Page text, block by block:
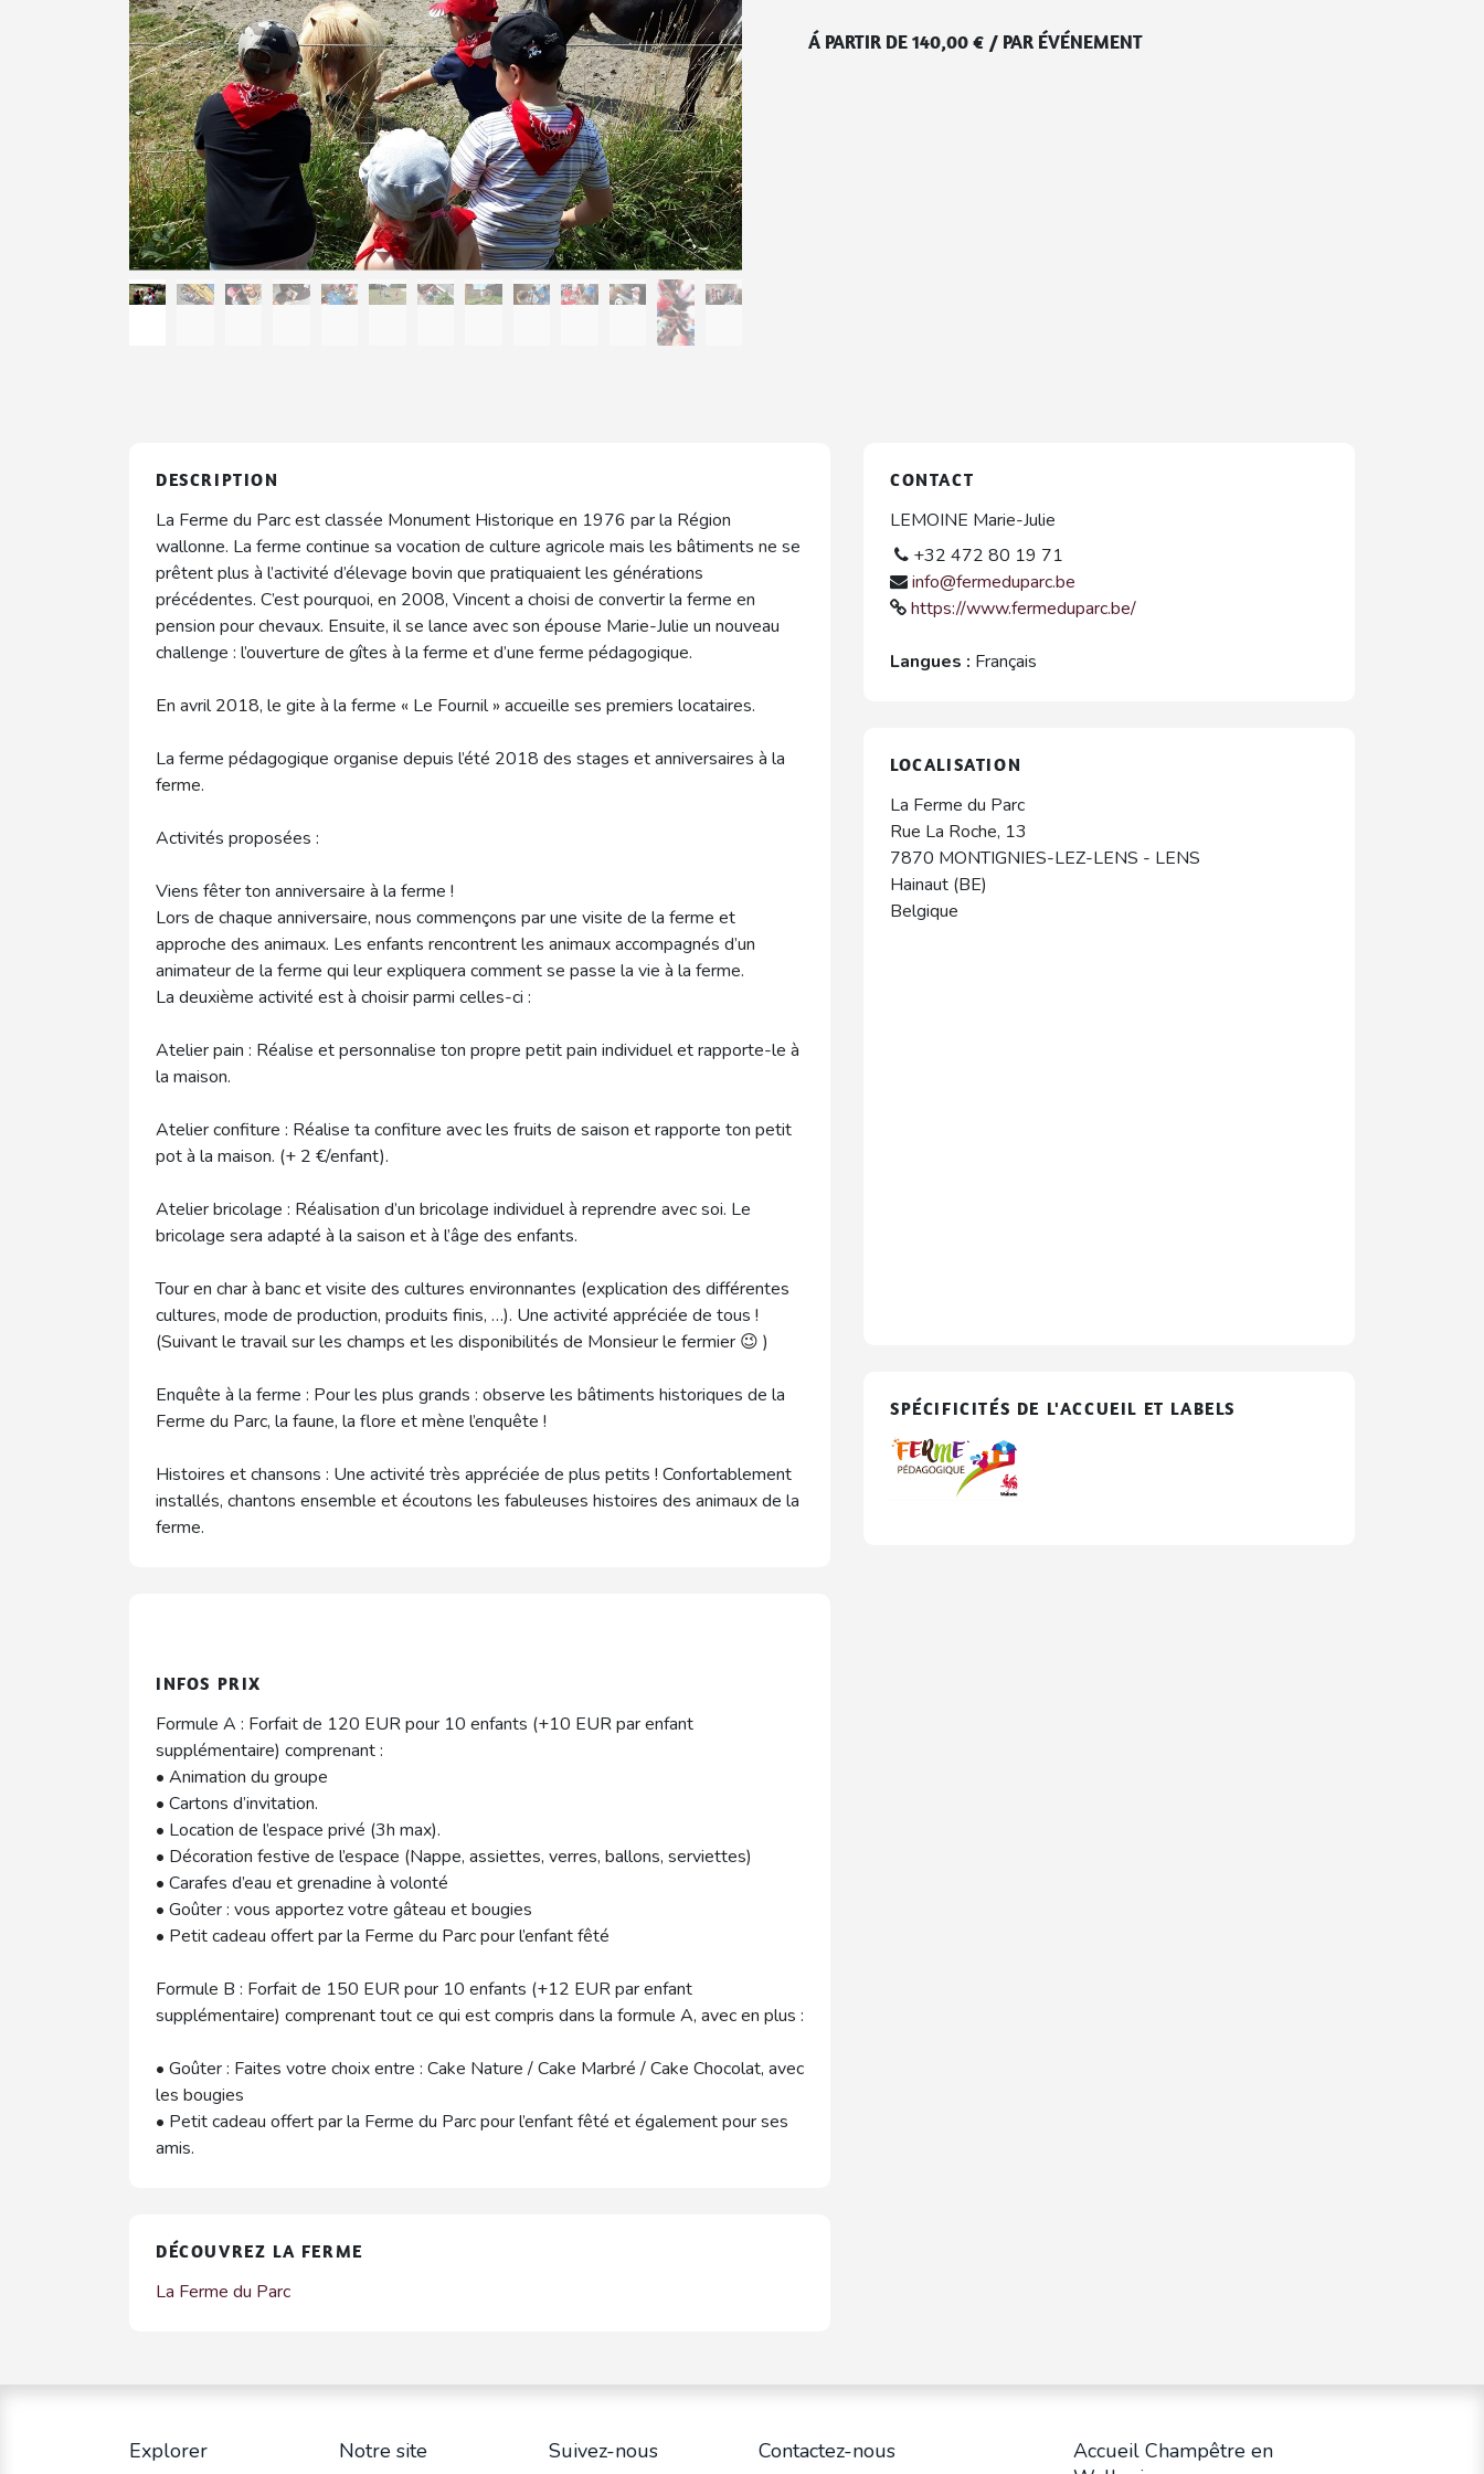
Á PARTIR DE140,00€ / PAR ÉVÉNEMENT
DESCRIPTION
La Ferme du Parc est classée Monument Historique en 1976 par la Région
wallonne. La ferme continue sa vocation de culture agricole mais les bâtiments ne se
prêtent plus à l’activité d’élevage bovin que pratiquaient les générations
précédentes. C’est pourquoi, en 2008, Vincent a choisi de convertir la ferme en
pension pour chevaux. Ensuite, il se lance avec son épouse Marie-Julie un nouveau
challenge : l’ouverture de gîtes à la ferme et d’une ferme pédagogique.
En avril 2018, le gite à la ferme « Le Fournil » accueille ses premiers locataires.
La ferme pédagogique organise depuis l’été 2018 des stages et anniversaires à la
ferme.
Activités proposées :
Viens fêter ton anniversaire à la ferme !
Lors de chaque anniversaire, nous commençons par une visite de la ferme et
approche des animaux. Les enfants rencontrent les animaux accompagnés d’un
animateur de la ferme qui leur expliquera comment se passe la vie à la ferme.
La deuxième activité est à choisir parmi celles-ci :
Atelier pain : Réalise et personnalise ton propre petit pain individuel et rapporte-le à
la maison.
Atelier confiture : Réalise ta confiture avec les fruits de saison et rapporte ton petit
pot à la maison. (+ 2 €/enfant).
Atelier bricolage : Réalisation d’un bricolage individuel à reprendre avec soi. Le
bricolage sera adapté à la saison et à l’âge des enfants.
Tour en char à banc et visite des cultures environnantes (explication des différentes
cultures, mode de production, produits finis, …). Une activité appréciée de tous !
(Suivant le travail sur les champs et les disponibilités de Monsieur le fermier 😉 )
Enquête à la ferme : Pour les plus grands : observe les bâtiments historiques de la
Ferme du Parc, la faune, la flore et mène l’enquête !
Histoires et chansons : Une activité très appréciée de plus petits ! Confortablement
installés, chantons ensemble et écoutons les fabuleuses histoires des animaux de la
ferme.
INFOS PRIX
Formule A : Forfait de 120 EUR pour 10 enfants (+10 EUR par enfant
supplémentaire) comprenant :
• Animation du groupe
• Cartons d’invitation.
• Location de l’espace privé (3h max).
• Décoration festive de l’espace (Nappe, assiettes, verres, ballons, serviettes)
• Carafes d’eau et grenadine à volonté
• Goûter : vous apportez votre gâteau et bougies
• Petit cadeau offert par la Ferme du Parc pour l’enfant fêté
Formule B : Forfait de 150 EUR pour 10 enfants (+12 EUR par enfant
supplémentaire) comprenant tout ce qui est compris dans la formule A, avec en plus :
• Goûter : Faites votre choix entre : Cake Nature / Cake Marbré / Cake Chocolat, avec
les bougies
• Petit cadeau offert par la Ferme du Parc pour l’enfant fêté et également pour ses
amis.
DÉCOUVREZ LA FERME
La Ferme du Parc
CONTACT
LEMOINE Marie-Julie
+32 472 80 19 71
info@fermeduparc.be
https://www.fermeduparc.be/
Langues : Français
LOCALISATION
La Ferme du Parc
Rue La Roche, 13
7870 MONTIGNIES-LEZ-LENS - LENS
Hainaut (BE)
Belgique
SPÉCIFICITÉS DE L'ACCUEIL ET LABELS
Explorer Notre site Suivez-nous Contactez-nous
Accueil Champêtre en